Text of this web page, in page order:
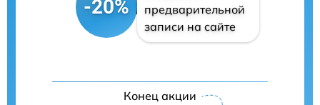
-20%
предварительной
записи на сайте
Конец акции